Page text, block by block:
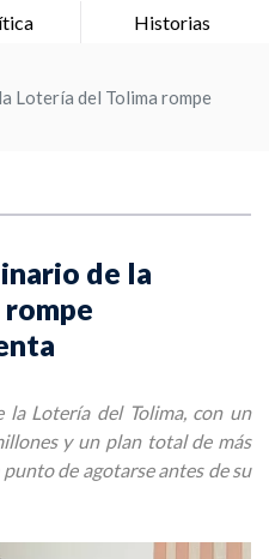
Historias
Lotería del Tolima rompe
de la
Lotería del Tolima, con un
y un plan total de más
de agotarse antes de su